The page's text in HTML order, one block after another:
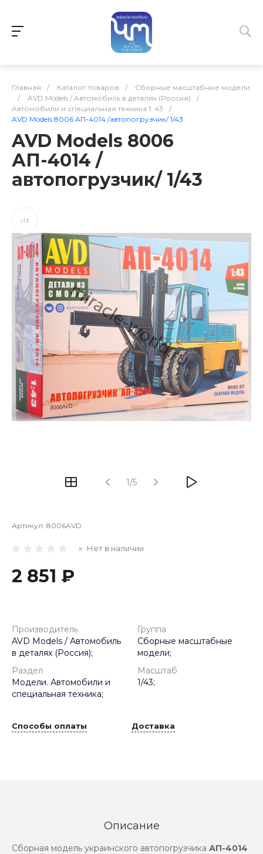
Главная / Каталог товаров /
Сборные масштабные модели
/
AVD Models / Автомобиль в деталях (Россия)
/
Автомобили и специальная техника 1: 43
/
AVD Models 8006 АП-4014 /автопогрузчик/ 1/43
AVD Models 8006
АП-4014 /
автопогрузчик/ 1/43
1/5
Артикул: 8006AVD
Нет в наличии
2 851 ₽
Производитель
AVD Models / Автомобиль
в деталях (Россия);
Группа
Сборные масштабные
модели;
Раздел
Модели. Автомобили и
специальная техника;
Масштаб
1/43;
Способы оплаты Доставка
Описание
Сборная модель украинского автопогрузчика АП-4014